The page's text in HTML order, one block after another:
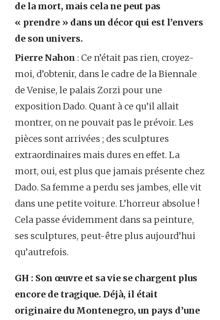
de la mort, mais cela ne peut pas
« prendre » dans un décor qui est l’envers
de son univers.
Pierre Nahon : Ce n’était pas rien, croyez-
moi, d’obtenir, dans le cadre de la Biennale
de Venise, le palais Zorzi pour une
exposition Dado. Quant à ce qu’il allait
montrer, on ne pouvait pas le prévoir. Les
pièces sont arrivées ; des sculptures
extraordinaires mais dures en effet. La
mort, oui, est plus que jamais présente chez
Dado. Sa femme a perdu ses jambes, elle vit
dans une petite voiture. L’horreur absolue !
Cela passe évidemment dans sa peinture,
ses sculptures, peut-être plus aujourd’hui
qu’autrefois.
GH : Son œuvre et sa vie se chargent plus
encore de tragique. Déjà, il était
originaire du Montenegro, un pays d’une